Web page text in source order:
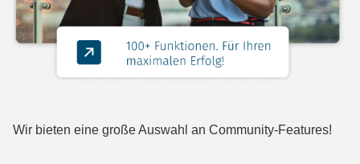
Wir bieten eine große Auswahl an Community-Features!